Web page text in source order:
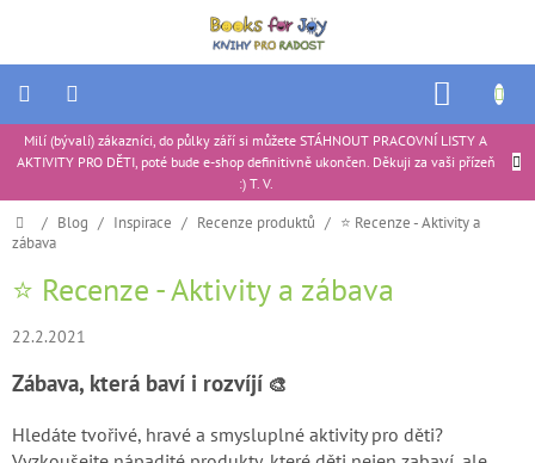
Milí (bývalí) zákazníci, do půlky září si můžete STÁHNOUT PRACOVNÍ LISTY A
AKTIVITY PRO DĚTI, poté bude e-shop definitivně ukončen. Děkuji za vaši přízeň
:) T. V.
KOŠÍK
Ukázkové
produkty
Portfolio
dárky
Aktivity
děti
Recenze
produktů
Domů
/ Blog / Inspirace / Recenze produktů / ⭐ Recenze - Aktivity a
zábava
⭐ Recenze - Aktivity a zábava
22.2.2021
Zábava, která baví i rozvíjí 🎨
Hledáte tvořivé, hravé a smysluplné aktivity pro děti?